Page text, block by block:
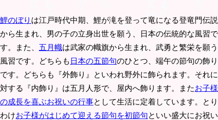
鯉のぼり は江戸時代中期、鯉が滝を登って竜になる登竜門伝説
から生まれ、男の子の立身出世を願う、日本の伝統的な風習で
す。また、 五月幟は武家の幟旗から生まれ、武勇と繁栄を願う
風習です。どちらも 日本の五節句のひとつ、端午の節句の飾り
です。どちらも『外飾り』といわれ野外に飾られます。それに
対する『内飾り』は五月人形で、屋内へ飾ります。またお子様
の成長を喜ぶお祝いの行事として生活に定着しています。とり
わけお子様がはじめて迎える節句を初節句といい盛大にお祝い